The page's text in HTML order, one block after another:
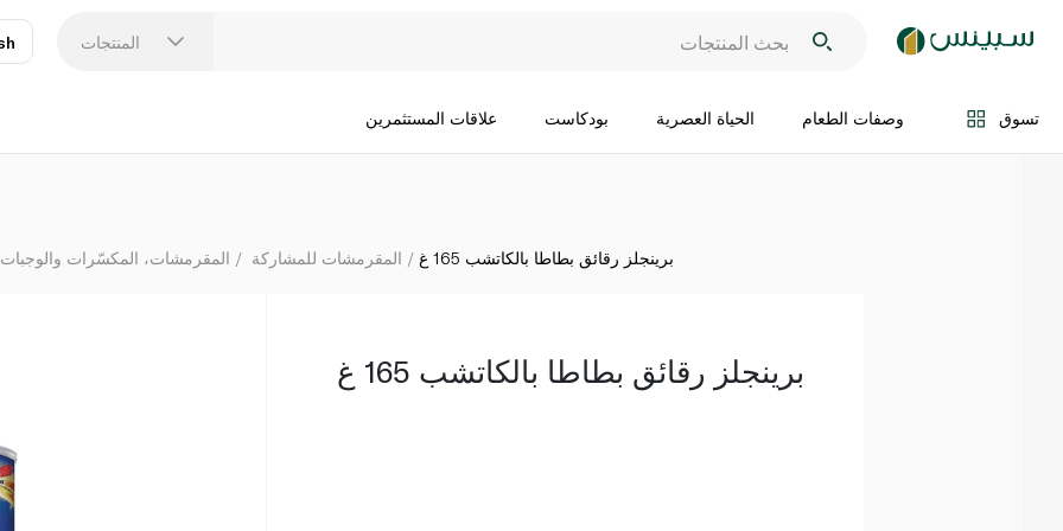
المنتجات
تسوق وصفات الطعام الحياة العصرية بودكاست علاقات المستثمرين
اضف الى السلة
المقرمشات، المكسّرات والوجبات المقرمشات للمشاركة برينجلز رقائق بطاطا بالكاتشب 165 غ
برينجلز رقائق بطاطا بالكاتشب 165 غ